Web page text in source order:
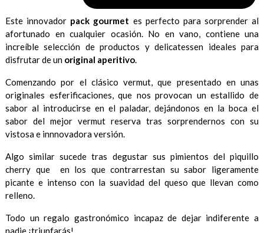
Este innovador pack gourmet es perfecto para sorprender al
afortunado en cualquier ocasión. No en vano, contiene una
increíble selección de productos y delicatessen ideales para
disfrutar de un original aperitivo.
Comenzando por el clásico vermut, que presentado en unas
originales esferificaciones, que nos provocan un estallido de
sabor al introducirse en el paladar, dejándonos en la boca el
sabor del mejor vermut reserva tras sorprendernos con su
vistosa e innnovadora versión.
Algo similar sucede tras degustar sus pimientos del piquillo
cherry que en los que contrarrestan su sabor ligeramente
picante e intenso con la suavidad del queso que llevan como
relleno.
Todo un regalo gastronómico incapaz de dejar indiferente a
nadie ¡triunfarás!